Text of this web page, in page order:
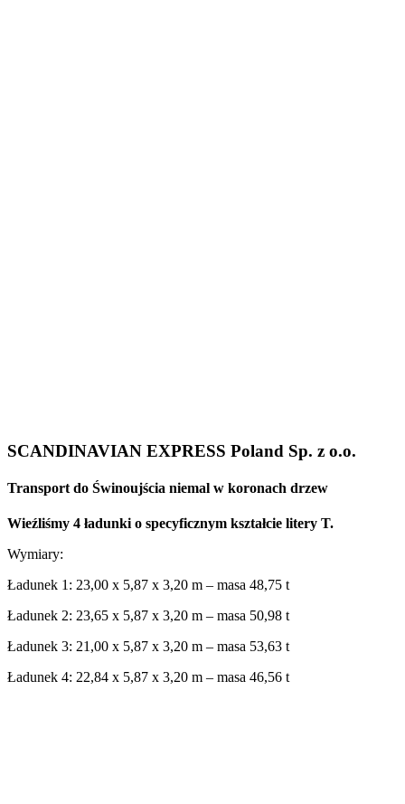
SCANDINAVIAN EXPRESS Poland Sp. z o.o.
Transport do Świnoujścia niemal w koronach drzew
Wieźliśmy 4 ładunki o specyficznym kształcie litery T.
Wymiary:
Ładunek 1: 23,00 x 5,87 x 3,20 m – masa 48,75 t
Ładunek 2: 23,65 x 5,87 x 3,20 m – masa 50,98 t
Ładunek 3: 21,00 x 5,87 x 3,20 m – masa 53,63 t
Ładunek 4: 22,84 x 5,87 x 3,20 m – masa 46,56 t